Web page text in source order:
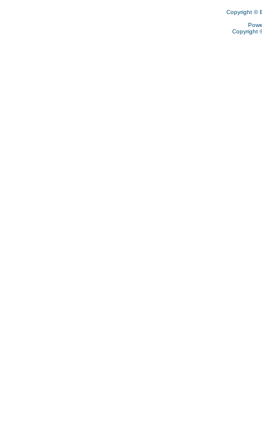
Copyright ©
Copyright